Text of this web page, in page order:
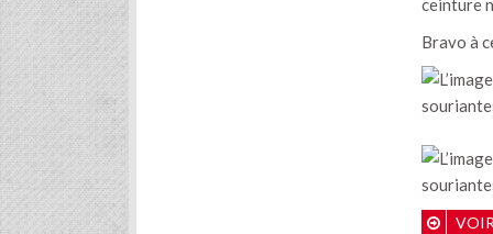
ceinture
Bravo à